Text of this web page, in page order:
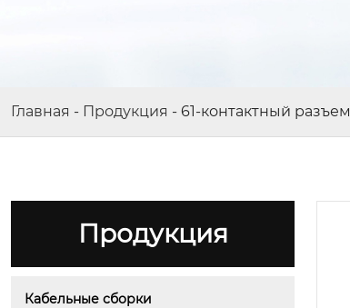
Главная - Продукция - 61-контактный разъем
Продукция
Кабельные сборки